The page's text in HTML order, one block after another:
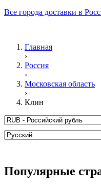
Все города доставки в
Главная
›
Россия
›
Московская область
›
Клин
Популярные